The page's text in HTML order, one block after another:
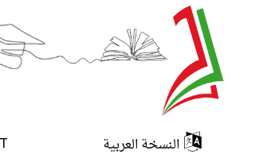
النسخة العربية